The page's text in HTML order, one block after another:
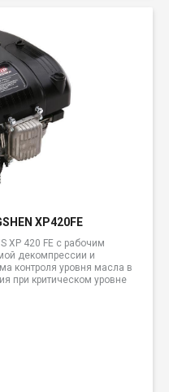
XP420FE
XP 420 FE с рабочим
декомпрессии и
контроля уровня масла в
при критическом уровне